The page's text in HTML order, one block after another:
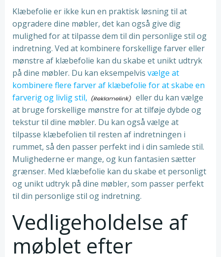
Klæbefolie er ikke kun en praktisk løsning til at
opgradere dine møbler, det kan også give dig
mulighed for at tilpasse dem til din personlige stil og
indretning. Ved at kombinere forskellige farver eller
mønstre af klæbefolie kan du skabe et unikt udtryk
på dine møbler. Du kan eksempelvis vælge at
kombinere flere farver af klæbefolie for at skabe en
farverig og livlig stil,
eller du kan vælge
at bruge forskellige mønstre for at tilføje dybde og
tekstur til dine møbler. Du kan også vælge at
tilpasse klæbefolien til resten af indretningen i
rummet, så den passer perfekt ind i din samlede stil.
Mulighederne er mange, og kun fantasien sætter
grænser. Med klæbefolie kan du skabe et personligt
og unikt udtryk på dine møbler, som passer perfekt
til din personlige stil og indretning.
Vedligeholdelse af
møblet efter